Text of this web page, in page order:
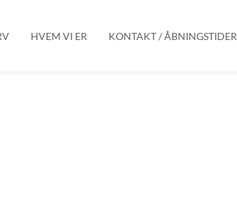
HVEM VI ER KONTAKT / ÅBNINGSTIDER